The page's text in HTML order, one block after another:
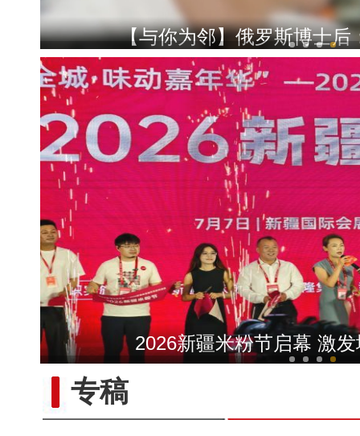
【与你为邻】俄罗斯博士后
昆玉90名青年奔赴康西瓦
2026新疆米粉节启幕 激
专稿